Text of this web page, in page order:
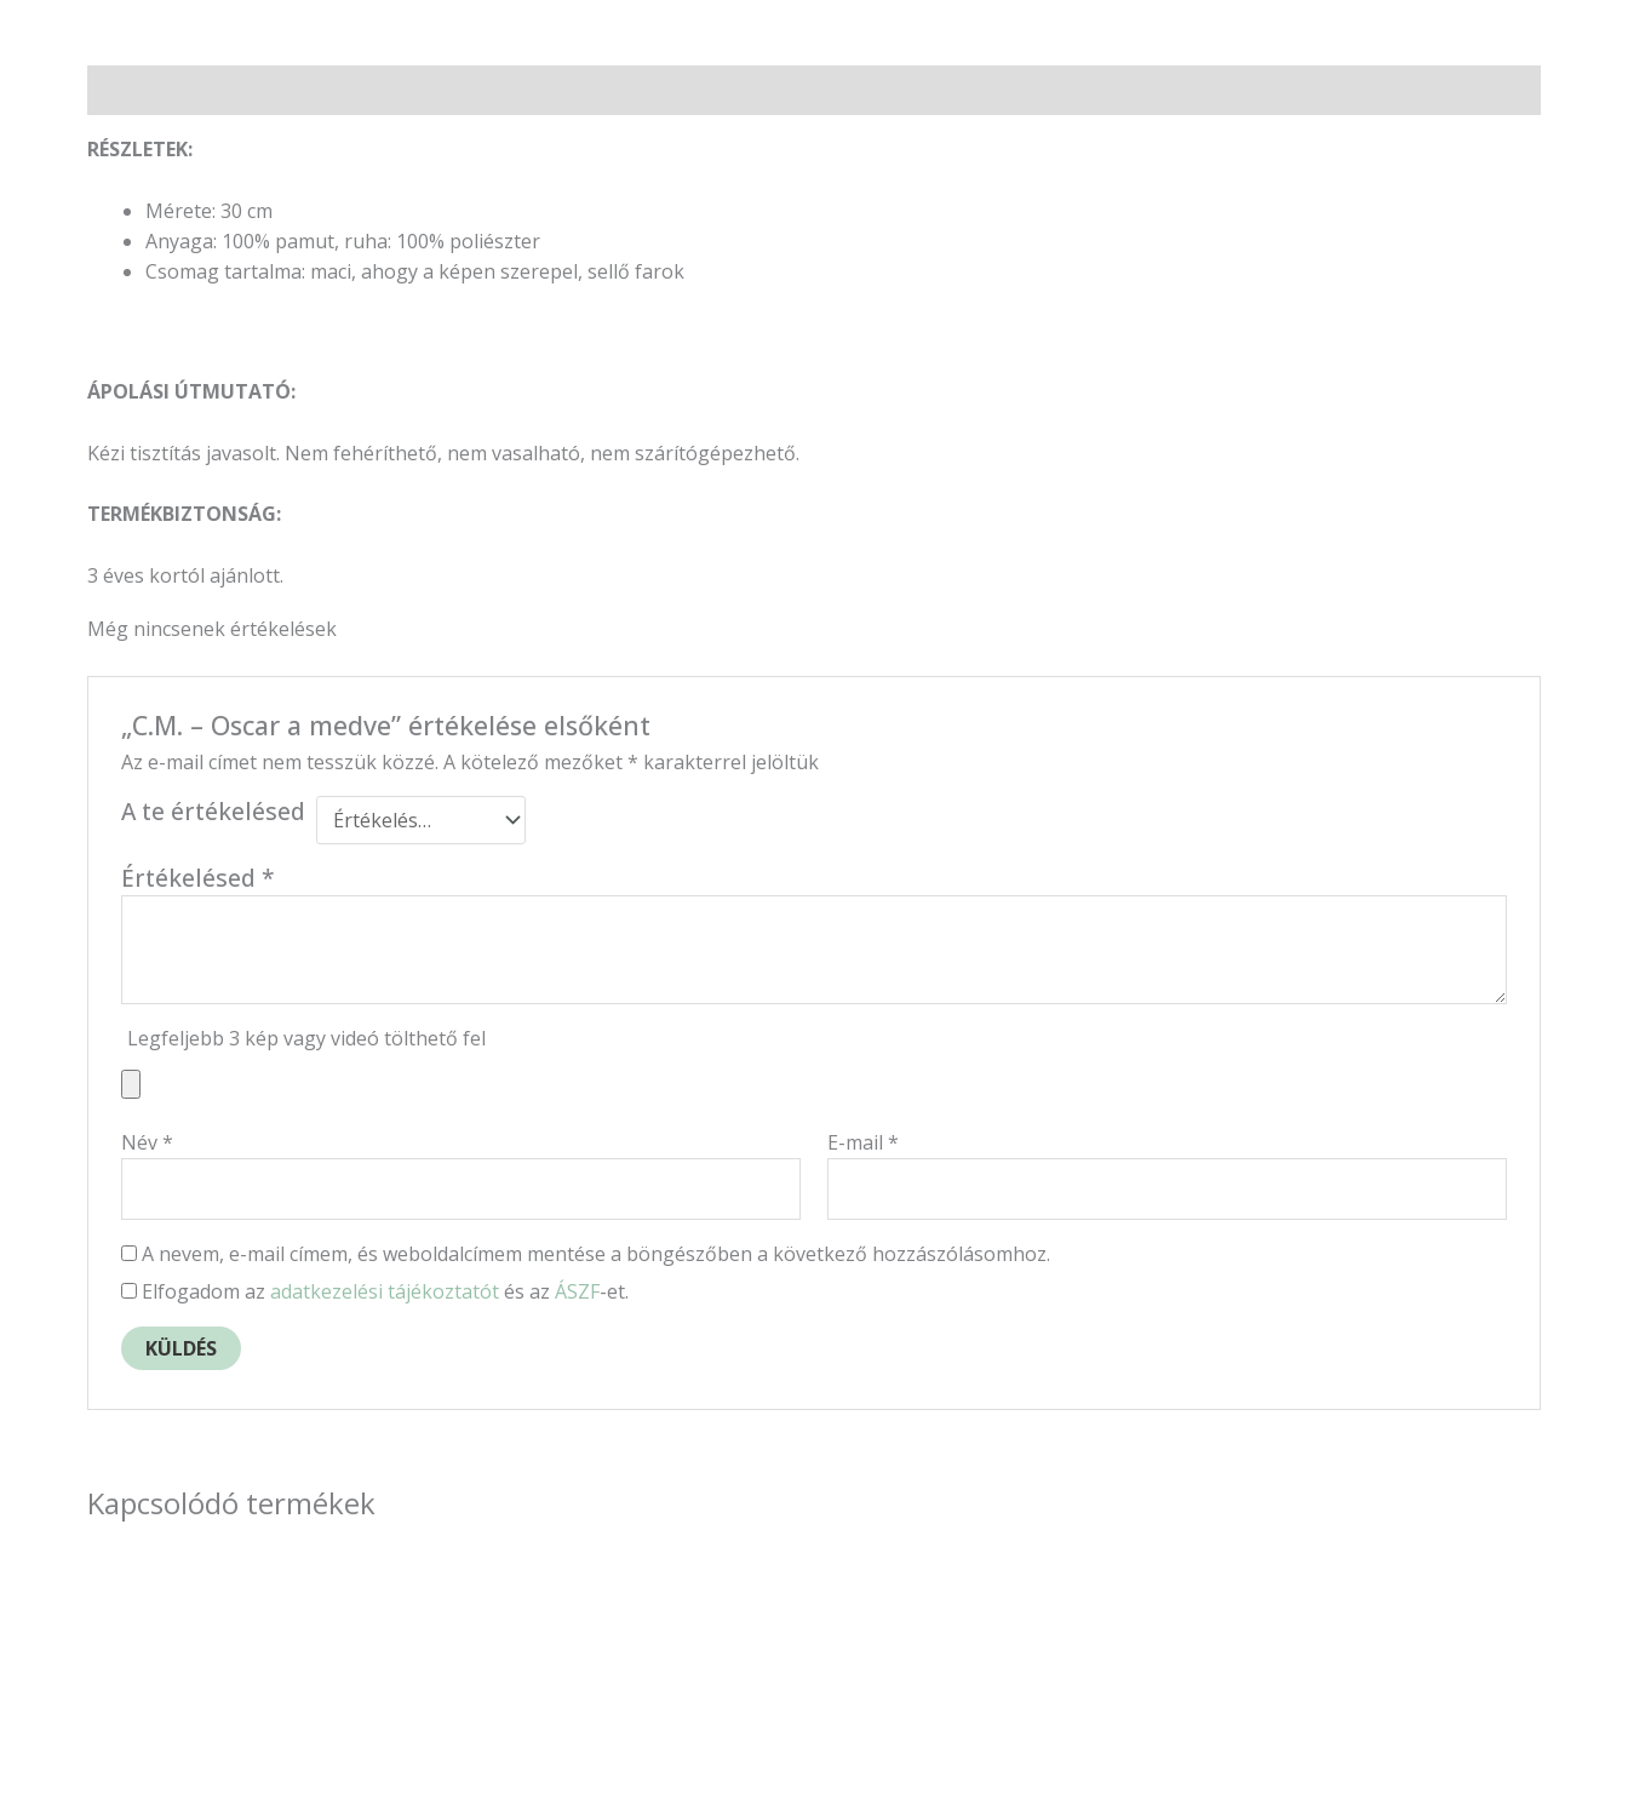
RÉSZLETEK:
Mérete: 30 cm
Anyaga: 100% pamut, ruha: 100% poliészter
Csomag tartalma: maci, ahogy a képen szerepel, sellő farok
ÁPOLÁSI ÚTMUTATÓ:
Kézi tisztítás javasolt. Nem fehéríthető, nem vasalható, nem szárítógépezhető.
TERMÉKBIZTONSÁG:
3 éves kortól ajánlott.
Még nincsenek értékelések
„C.M. – Oscar a medve” értékelése elsőként
Az e-mail címet nem tesszük közzé. A kötelező mezőket * karakterrel jelöltük
A te értékelésed
Értékelésed *
Legfeljebb 3 kép vagy videó tölthető fel
Név * E-mail *
A nevem, e-mail címem, és weboldalcímem mentése a böngészőben a következő hozzászólásomhoz.
Elfogadom az adatkezelési tájékoztatótés az ÁSZF-et.
Kapcsolódó termékek